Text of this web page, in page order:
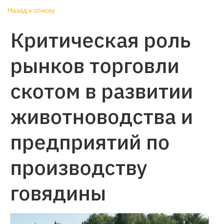
Назад к списку
Критическая роль
рынков торговли
скотом в развитии
животноводства и
предприятий по
производству
говядины